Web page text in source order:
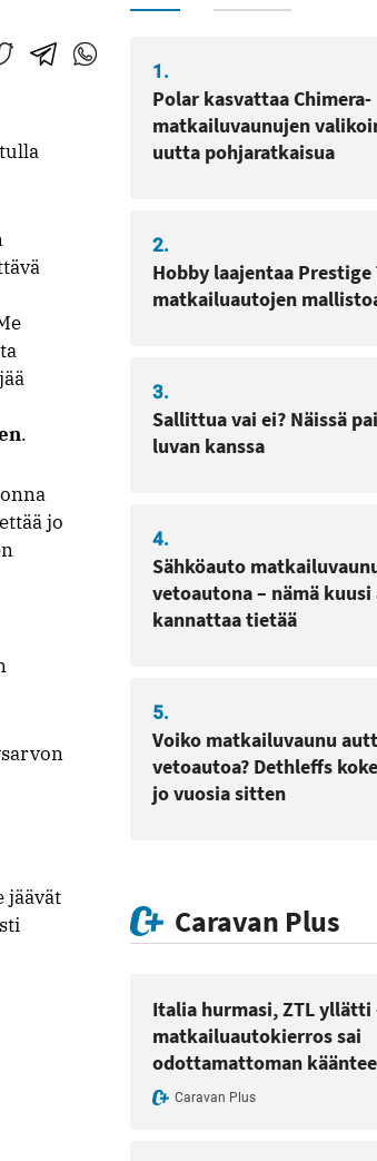
Jaa
Telegrammissa
Jaa
WhatsAppissa
.
jo
jäävät
1.
Polar kasvattaa Chimera-
matkailuvaunujen
uutta pohjaratkaisua
2.
Hobby laajentaa Prestige
matkailuautojen
3.
Sallittua vai ei? Näissä
luvan kanssa
4.
Sähköauto
vetoautona – nämä kuusi
kannattaa tietää
5.
Voiko matkailuvaunu
vetoautoa? Dethleffs
jo vuosia sitten
Caravan Plus
Italia hurmasi, ZTL yllätti
matkailuautokierros sai
odottamattoman
Caravan Plus